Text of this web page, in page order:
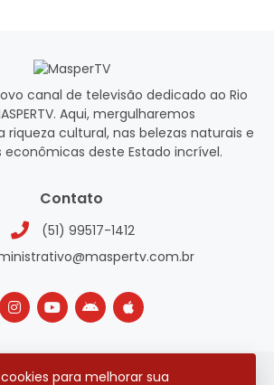
para melhorar sua
canal de televisão dedicado ao Rio
Aqui, mergulharemos
cultural, nas belezas naturais e
deste Estado incrível.
Contato
(51) 99517-1412